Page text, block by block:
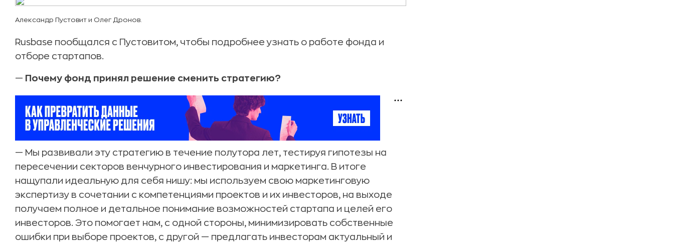
Александр Пустовит и Олег Дронов.
Rusbase пообщался с Пустовитом, чтобы подробнее узнать о работе фонда и
отборе стартапов.
— Почему фонд принял решение сменить стратегию?
— Мы развивали эту стратегию в течение полутора лет, тестируя гипотезы на
пересечении секторов венчурного инвестирования и маркетинга. В итоге
нащупали идеальную для себя нишу: мы используем свою маркетинговую
экспертизу в сочетании с компетенциями проектов и их инвесторов, на выходе
получаем полное и детальное понимание возможностей стартапа и целей его
инвесторов. Это помогает нам, с одной стороны, минимизировать собственные
ошибки при выборе проектов, с другой — предлагать инвесторам актуальный и